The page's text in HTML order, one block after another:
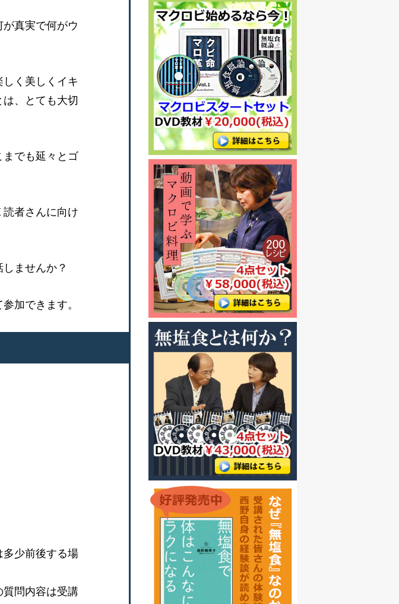
真実で何がウ
く美しくイキ
、とても大切
までも延々とゴ
者さんに向け
ませんか？
加できます。
少前後する場
問内容は受講